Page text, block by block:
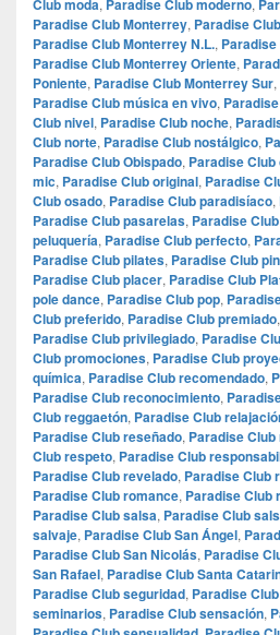
Club moda, Paradise Club moderno,
Paradise Club Monterrey, Paradise
Paradise Club Monterrey N.L.,
Paradise Club Monterrey Oriente,
Poniente, Paradise Club Monterrey Sur,
Paradise Club música en vivo,
Club nivel, Paradise Club noche,
Club norte, Paradise Club nostálgico,
Paradise Club Obispado, Paradise Club
mic, Paradise Club original, Paradise
Club osado, Paradise Club paradisíaco,
Paradise Club pasarelas, Paradise
peluquería, Paradise Club perfecto,
Paradise Club pilates, Paradise Club
Paradise Club placer, Paradise Club
pole dance, Paradise Club pop,
Club preferido, Paradise Club premiado,
Paradise Club privilegiado, Paradise
Club promociones, Paradise Club
química, Paradise Club recomendado,
Paradise Club reconocimiento,
Club reggaetón, Paradise Club
Paradise Club reseñado, Paradise
Club respeto, Paradise Club
Paradise Club revelado, Paradise Club
Paradise Club romance, Paradise Club
Paradise Club salsa, Paradise Club
salvaje, Paradise Club San Ángel,
Paradise Club San Nicolás, Paradise
San Rafael, Paradise Club Santa
Paradise Club seguridad, Paradise
seminarios, Paradise Club sensación,